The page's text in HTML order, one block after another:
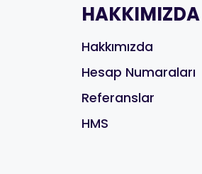
HAKKIMIZDA
Hakkımızda
Hesap Numaraları
Referanslar
HMS